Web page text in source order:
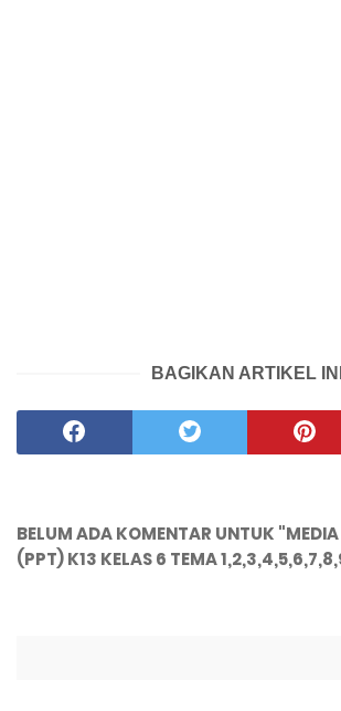
BAGIKAN ARTIKEL INI
BELUM ADA KOMENTAR UNTUK
(PPT) K13 KELAS 6 TEMA